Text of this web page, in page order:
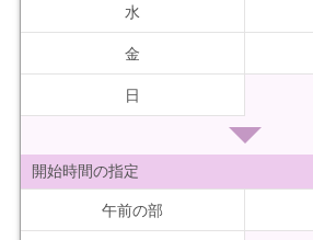
水
金
日
開始時間の指定
午前の部